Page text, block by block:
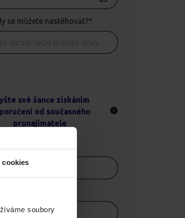
cookies
soubory
se můžete nastěhovat?*
své šance získáním
od současného
pronajímatele